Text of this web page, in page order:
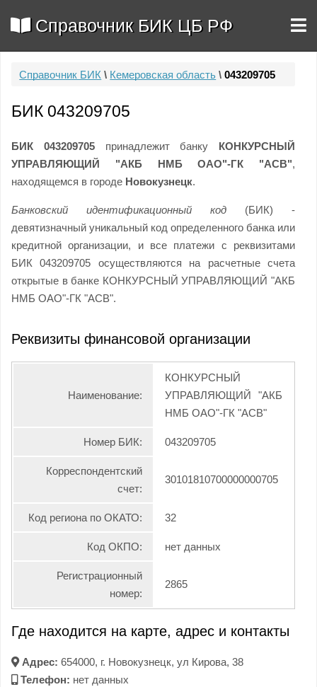
Справочник БИК ЦБ РФ
Справочник БИК \ Кемеровская область \ 043209705
БИК 043209705
БИК 043209705принадлежит банку КОНКУРСНЫЙ
УПРАВЛЯЮЩИЙ "АКБ НМБ ОАО"-ГК "АСВ",
находящемся в городе Новокузнецк.
Банковский идентификационный код (БИК) -
девятизначный уникальный код определенного банка или
кредитной организации, и все платежи с реквизитами
БИК 043209705 осуществляются на расчетные счета
открытые в банке КОНКУРСНЫЙ УПРАВЛЯЮЩИЙ "АКБ
НМБ ОАО"-ГК "АСВ".
Реквизиты финансовой организации
Наименование:
КОНКУРСНЫЙ
УПРАВЛЯЮЩИЙ "АКБ
НМБ ОАО"-ГК "АСВ"
Номер БИК: 043209705
Корреспондентский
счет:
30101810700000000705
Код региона по ОКАТО: 32
Код ОКПО: нет данных
Регистрационный
номер:
2865
Где находится на карте, адрес и контакты
Адрес: 654000, г. Новокузнецк, ул Кирова, 38
Телефон: нет данных